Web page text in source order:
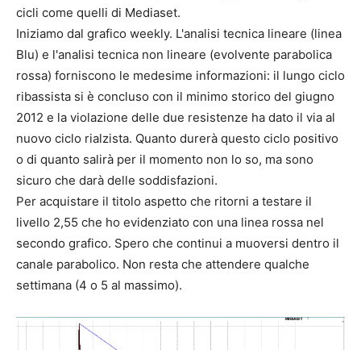
cicli come quelli di Mediaset.
Iniziamo dal grafico weekly. L'analisi tecnica lineare (linea
Blu) e l'analisi tecnica non lineare (evolvente parabolica
rossa) forniscono le medesime informazioni: il lungo ciclo
ribassista si è concluso con il minimo storico del giugno
2012 e la violazione delle due resistenze ha dato il via al
nuovo ciclo rialzista. Quanto durerà questo ciclo positivo
o di quanto salirà per il momento non lo so, ma sono
sicuro che darà delle soddisfazioni.
Per acquistare il titolo aspetto che ritorni a testare il
livello 2,55 che ho evidenziato con una linea rossa nel
secondo grafico. Spero che continui a muoversi dentro il
canale parabolico. Non resta che attendere qualche
settimana (4 o 5 al massimo).